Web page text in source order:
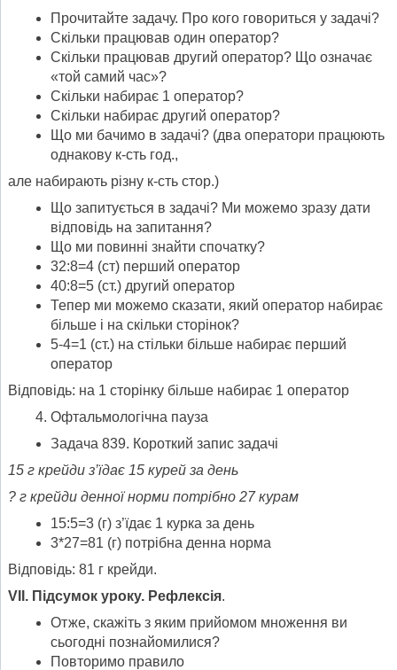
Прочитайте задачу. Про кого говориться у задачі?
Скільки працював один оператор?
Скільки працював другий оператор? Що означає
«той самий час»?
Скільки набирає 1 оператор?
Скільки набирає другий оператор?
Що ми бачимо в задачі? (два оператори працюють
однакову к-сть год.,
але набирають різну к-сть стор.)
Що запитується в задачі? Ми можемо зразу дати
відповідь на запитання?
Що ми повинні знайти спочатку?
32:8=4 (ст) перший оператор
40:8=5 (ст.) другий оператор
Тепер ми можемо сказати, який оператор набирає
більше і на скільки сторінок?
5-4=1 (ст.) на стільки більше набирає перший
оператор
Відповідь: на 1 сторінку більше набирає 1 оператор
Офтальмологічна пауза
Задача 839. Короткий запис задачі
15 г крейди з’їдає 15 курей за день
? г крейди денної норми потрібно 27 курам
15:5=3 (г) з’їдає 1 курка за день
3*27=81 (г) потрібна денна норма
Відповідь: 81 г крейди.
VII. Підсумок уроку. Рефлексія.
Отже, скажіть з яким прийомом множення ви
сьогодні познайомилися?
Повторимо правило